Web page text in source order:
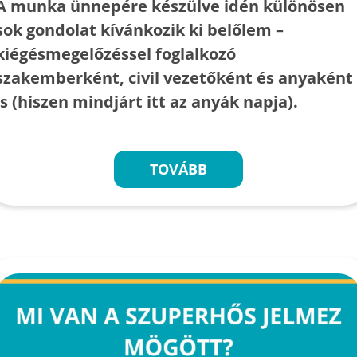
munka ünnepére készülve idén különösen
gondolat kívánkozik ki belőlem –
foglalkozó
civil vezetőként és anyaként
(hiszen mindjárt itt az anyák napja).
TOVÁBB